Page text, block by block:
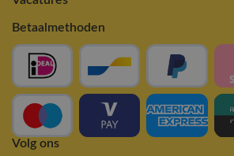
Betaalmethoden
Volg ons